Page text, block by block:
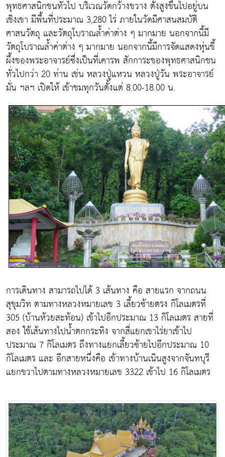
พุทธศาสนิกชนทั่วไป บริเวณวัดกว้างขวาง ตั้งสูงขึ้นไปอยู่บน
เชิงเขา มีพื้นที่ประมาณ 3,280 ไร่ ภายในวัดมีศาสนสมบัติ
ศาสนวัตถุ และวัตถุโบราณล้ำค่าต่าง ๆ มากมาย นอกจากนี้มี
วัตถุโบราณล้ำค่าต่าง ๆ มากมาย นอกจากนี้มีการจัดแสดงหุ่นขี้
ผึ้งของพระอาจารย์ซึ่งเป็นที่เคารพ สักการะของพุทธศาสนิกชน
ทั่วไปกว่า 20 ท่าน เช่น หลวงปู่แหวน หลวงปู่วัน พระอาจารย์
มั่น ฯลฯ เปิดให้ เข้าชมทุกวันตั้งแต่ 8.00-18.00 น.
การเดินทาง สามารถไปได้ 3 เส้นทาง คือ สายแรก จากถนน
สุขุมวิท ตามทางหลวงหมายเลข 3 เลี้ยวซ้ายตรง กิโลเมตรที่
305 (บ้านห้วยสะท้อน) เข้าไปอีกประมาณ 13 กิโลเมตร สายที่
สอง ใช้เส้นทางไปน้ำตกกระทิง จากสี่แยกเขาไร่ยาเข้าไป
ประมาณ 7 กิโลเมตร ถึงทางแยกเลี้ยวซ้ายไปอีกประมาณ 10
กิโลเมตร และ อีกสายหนึ่งคือ เข้าทางบ้านเนินสูงจากจันทบุรี
แยกขวาไปตามทางหลวงหมายเลข 3322 เข้าไป 16 กิโลเมตร